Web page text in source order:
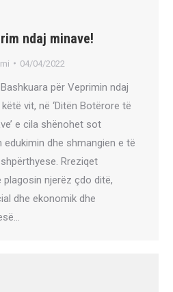
ndaj minave!
04/04/2022
për Veprimin ndaj
vit, në ‘Ditën Botërore të
e cila shënohet sot
edukimin dhe shmangien e të
Rreziqet
njerëz çdo ditë,
dhe ekonomik dhe